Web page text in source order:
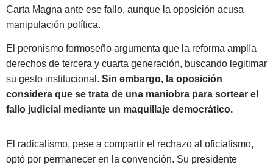
Carta Magna ante ese fallo, aunque la oposición acusa
manipulación política.
El peronismo formoseño argumenta que la reforma amplía
derechos de tercera y cuarta generación, buscando legitimar
su gesto institucional. Sin embargo, la oposición
considera que se trata de una maniobra para sortear el
fallo judicial mediante un maquillaje democrático.
El radicalismo, pese a compartir el rechazo al oficialismo,
optó por permanecer en la convención. Su presidente